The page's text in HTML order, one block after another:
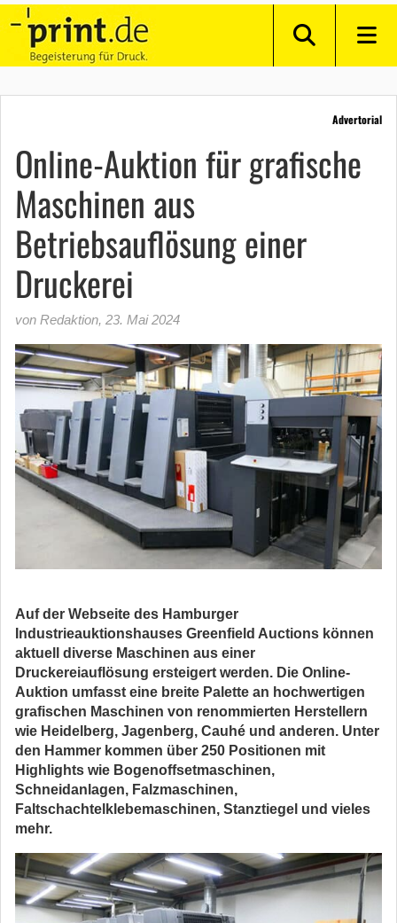
Advertorial
Online-Auktion für grafische
Maschinen aus
Betriebsauflösung einer
Druckerei
von Redaktion, 23. Mai 2024
Auf der Webseite des Hamburger
Industrieauktionshauses Greenfield Auctions können
aktuell diverse Maschinen aus einer
Druckereiauflösung ersteigert werden. Die Online-
Auktion umfasst eine breite Palette an hochwertigen
grafischen Maschinen von renommierten Herstellern
wie Heidelberg, Jagenberg, Cauhé und anderen. Unter
den Hammer kommen über 250 Positionen mit
Highlights wie Bogenoffsetmaschinen,
Schneidanlagen, Falzmaschinen,
Faltschachtelklebemaschinen, Stanztiegel und vieles
mehr.